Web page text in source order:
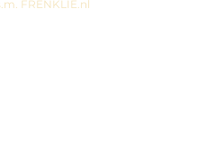
FRENKLIE.nl